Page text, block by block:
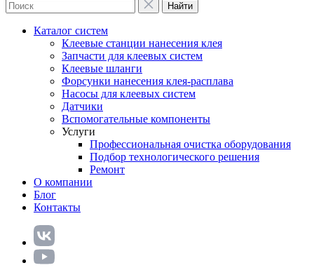
Найти
Каталог систем
Клеевые станции нанесения клея
Запчасти для клеевых систем
Клеевые шланги
Форсунки нанесения клея-расплава
Насосы для клеевых систем
Датчики
Вспомогательные компоненты
Услуги
Профессиональная очистка оборудования
Подбор технологического решения
Ремонт
О компании
Блог
Контакты